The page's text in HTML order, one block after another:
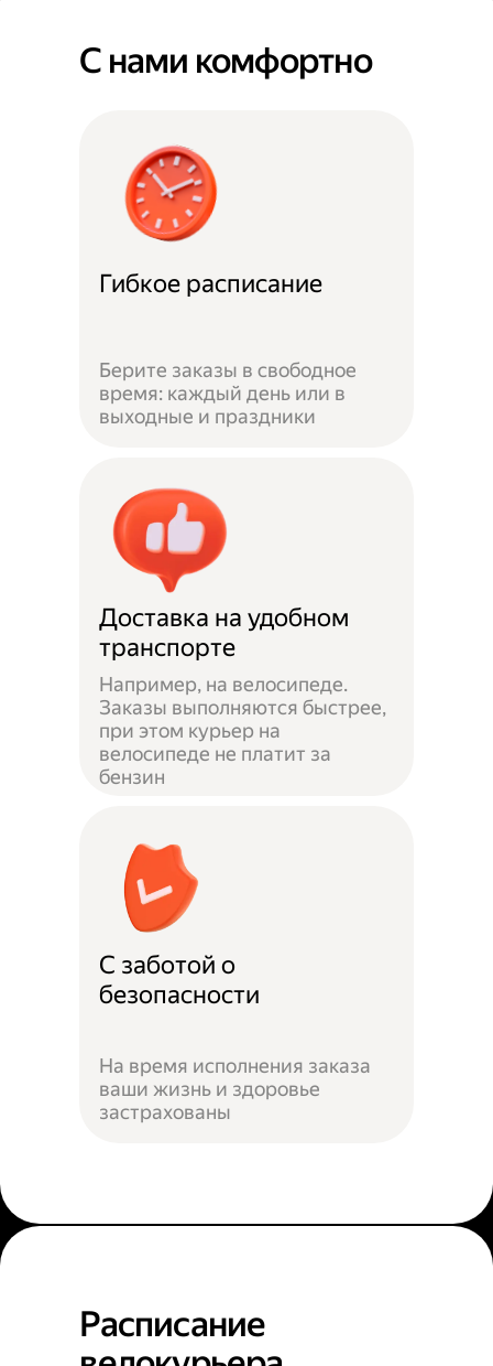
С нами комфортно
Гибкое расписание
Берите заказы в свободное
время: каждый день или в
выходные и праздники
Доставка на удобном
транспорте
Например, на велосипеде.
Заказы выполняются быстрее,
при этом курьер на
велосипеде не платит за
бензин
С заботой о
безопасности
На время исполнения заказа
ваши жизнь и здоровье
застрахованы
Расписание